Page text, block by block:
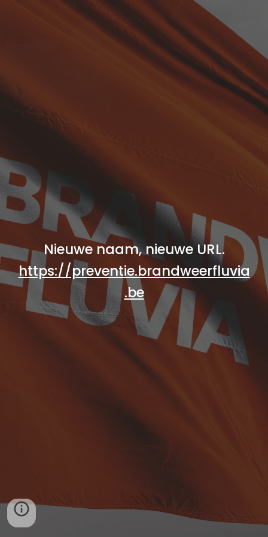
Skip to main content Skip to navigation
Nieuwe naam, nieuwe URL.
https://preventie.brandweerfluvia
.be